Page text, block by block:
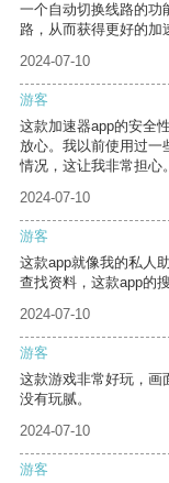
一个自动切换线路的功
路，从而获得更好的加
2024-07-10
游客
这款加速器app的安全
放心。我以前使用过一
情况，这让我非常担心。
2024-07-10
游客
这款app就像我的私人
查找资料，这款app的
2024-07-10
游客
这款游戏非常好玩，画
没有玩腻。
2024-07-10
游客